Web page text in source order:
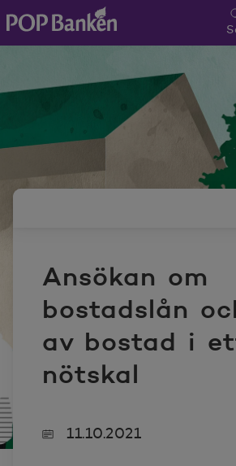
POP banken, till hemsidan
Ansökan om
bostadslån
av bostad i
nötskal
11.10.2021